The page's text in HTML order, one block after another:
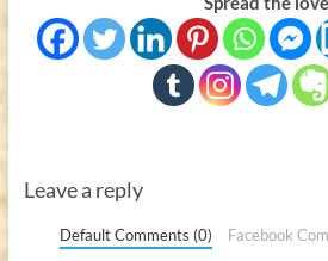
Leave a reply
Default Comments (0) Facebook